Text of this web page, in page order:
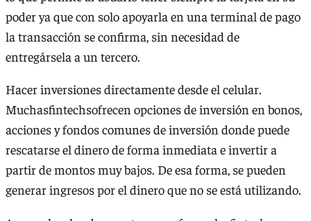
poder ya que con solo apoyarla en una terminal de pago
la transacción se confirma, sin necesidad de
entregársela a un tercero.
Hacer inversiones directamente desde el celular.
Muchasfintechsofrecen opciones de inversión en bonos,
acciones y fondos comunes de inversión donde puede
rescatarse el dinero de forma inmediata e invertir a
partir de montos muy bajos. De esa forma, se pueden
generar ingresos por el dinero que no se está utilizando.